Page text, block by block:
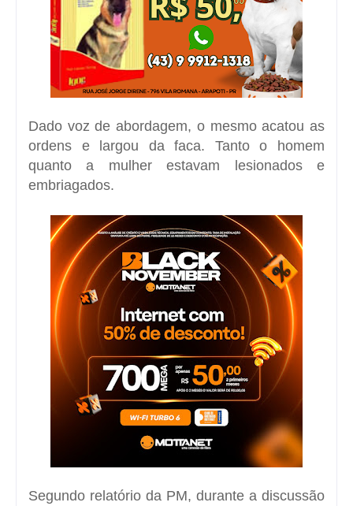
Dado voz de abordagem, o mesmo acatou as
ordens e largou da faca. Tanto o homem
quanto a mulher estavam lesionados e
embriagados.
Segundo relatório da PM, durante a discussão